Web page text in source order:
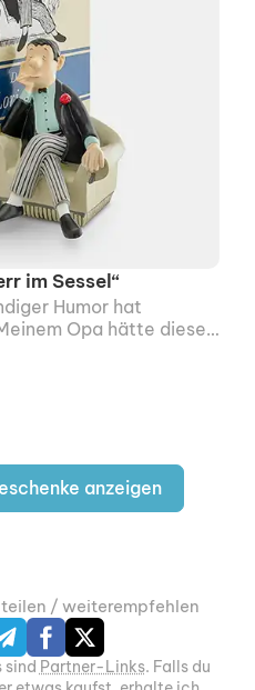
im Sessel“
Humor hat
Opa hätte dieser
anzeigen
/ weiterempfehlen
sind Partner-Links. Falls du